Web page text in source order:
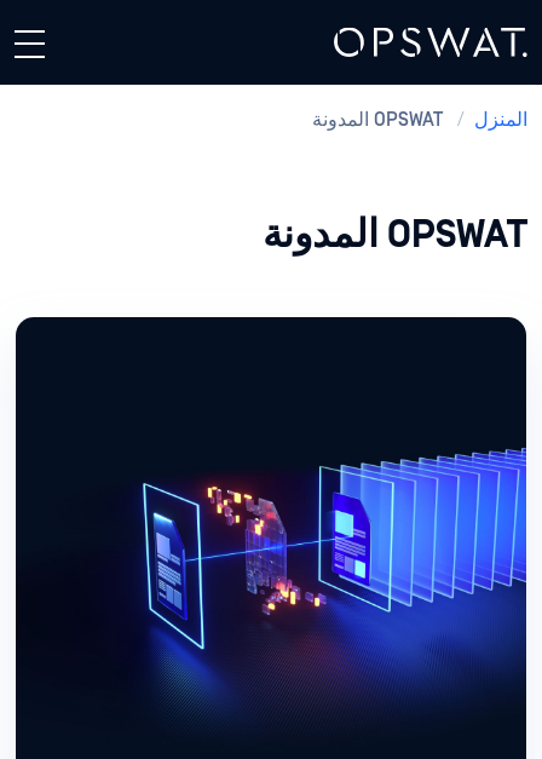
المنزل /
OPSWAT المدونة